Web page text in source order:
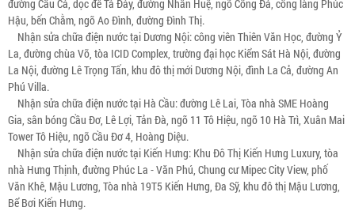
đường Cầu Cá, dọc đê Tả Đáy, đường Nhân Huệ, ngõ Cống Đá, cổng làng Phúc
Hậu, bến Chằm, ngõ Ao Đình, đường Đình Thị.
Nhận sửa chữa điện nước tại Dương Nội: công viên Thiên Văn Học, đường Ỷ
La, đường chùa Võ, tòa ICID Complex, trường đại học Kiểm Sát Hà Nội, đường
La Nội, đường Lê Trọng Tấn, khu đô thị mới Dương Nội, đình La Cả, đường An
Phú Villa.
Nhận sửa chữa điện nước tại Hà Cầu: đường Lê Lai, Tòa nhà SME Hoàng
Gia, sân bóng Cầu Đơ, Lê Lợi, Tản Đà, ngõ 11 Tô Hiệu, ngõ 10 Hà Trì, Xuân Mai
Tower Tô Hiệu, ngõ Cầu Đơ 4, Hoàng Diệu.
Nhận sửa chữa điện nước tại Kiến Hưng: Khu Đô Thị Kiến Hưng Luxury, tòa
nhà Hưng Thịnh, đường Phúc La - Văn Phú, Chung cư Mipec City View, phố
Văn Khê, Mậu Lương, Tòa nhà 19T5 Kiến Hưng, Đa Sỹ, khu đô thị Mậu Lương,
Bể Bơi Kiến Hưng.